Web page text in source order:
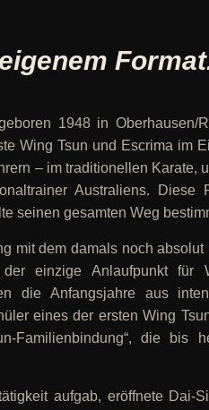
1948 in Oberhausen/
Wing Tsun und Escrima im
– im traditionellen Karate,
Australiens. Diese
seinen gesamten Weg
mit dem damals noch
einzige Anlaufpunkt für
die Anfangsjahre aus
eines der ersten Wing
Familienbindung“, die bis
aufgab, eröffnete Dai-